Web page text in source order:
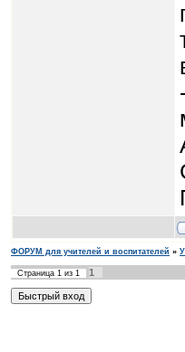
ФОРУМ для учителей и воспитателей »
Страница 1 из 1 1